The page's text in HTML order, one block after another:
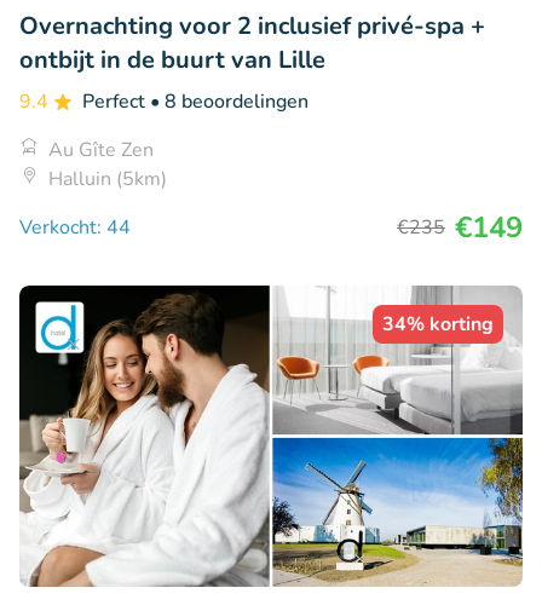
Overnachting voor 2 inclusief privé-spa +
ontbijt in de buurt van Lille
9.4 Perfect • 8 beoordelingen
Au Gîte Zen
Halluin (5km)
Verkocht: 44
€235 €149
34% korting